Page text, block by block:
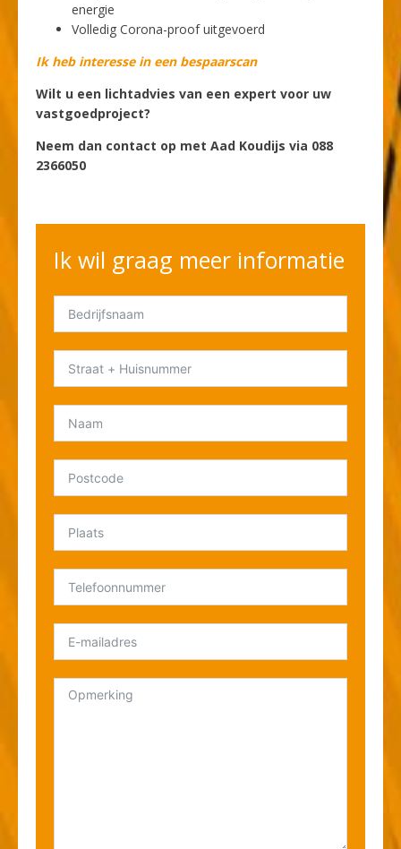
energie
Volledig Corona-proof uitgevoerd
Ik heb interesse in een bespaarscan
Wilt u een lichtadvies van een expert voor uw
vastgoedproject?
Neem dan contact op met Aad Koudijs via 088
2366050
Ik wil graag meer informatie